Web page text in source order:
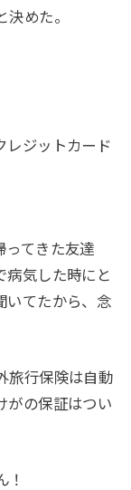
決めた。
レジットカード
ってきた友達
病気した時にと
いてたから、念
旅行保険は自動
がの保証はつい
！